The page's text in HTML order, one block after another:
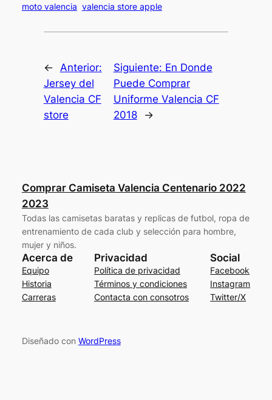
moto valencia valencia store apple
← Anterior:
Jersey del
Valencia CF
store
Siguiente: En Donde
Puede Comprar
Uniforme Valencia CF
2018
→
Comprar Camiseta Valencia Centenario 2022
2023
Todas las camisetas baratas y replicas de futbol, ropa de
entrenamiento de cada club y selección para hombre,
mujer y niños.
Acerca de
Equipo
Historia
Carreras
Privacidad
Política de privacidad
Términos y condiciones
Contacta con consotros
Social
Facebook
Instagram
Twitter/X
Diseñado con WordPress